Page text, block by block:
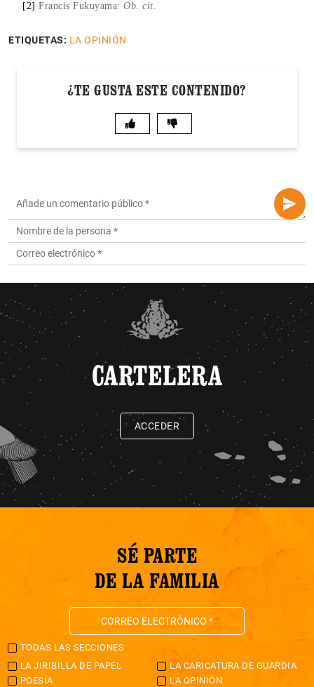
[2] Francis Fukuyama: Ob. cit.
ETIQUETAS: LA OPINIÓN
¿TE GUSTA ESTE CONTENIDO?
CARTELERA
ACCEDER
SÉ PARTE
DE LA FAMILIA
TODAS LAS SECCIONES
LA JIRIBILLA DE PAPEL
LA CARICATURA DE GUARDIA
POESÍA
LA OPINIÓN